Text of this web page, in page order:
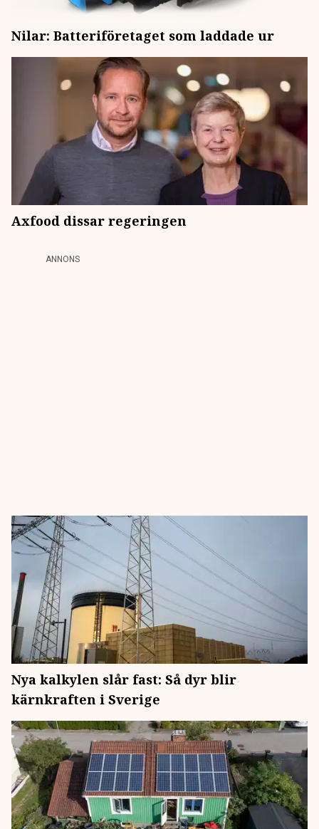
Nilar: Batteriföretaget som laddade ur
Axfood dissar regeringen
ANNONS
Nya kalkylen slår fast: Så dyr blir
kärnkraften i Sverige